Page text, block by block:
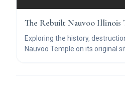
The Rebuilt Nauvoo Illinois
Exploring the history,
Nauvoo Temple on its original